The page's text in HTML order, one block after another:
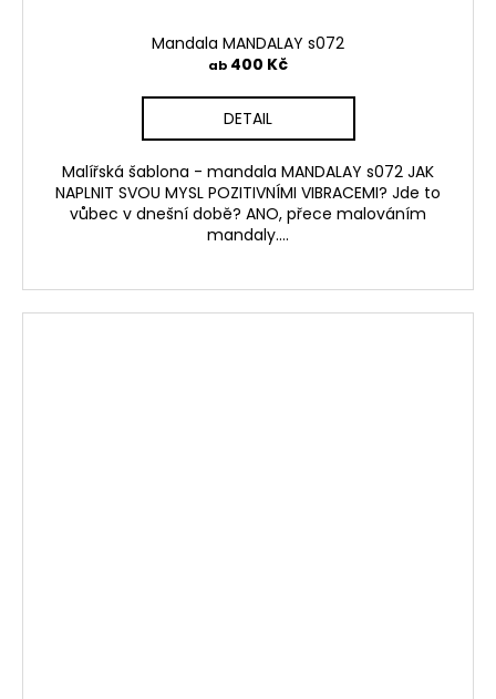
Mandala MANDALAY s072
ab 400 Kč
DETAIL
Malířská šablona - mandala MANDALAY s072 JAK
NAPLNIT SVOU MYSL POZITIVNÍMI VIBRACEMI? Jde to
vůbec v dnešní době? ANO, přece malováním
mandaly....